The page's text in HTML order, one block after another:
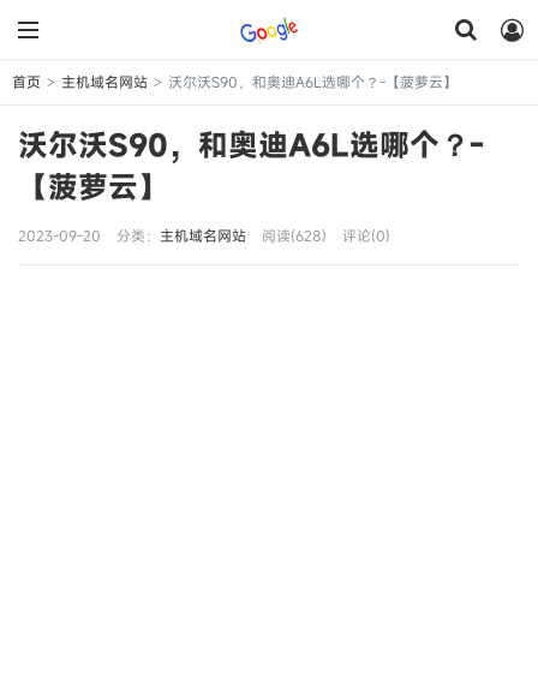
首页 > 主机域名网站 > 沃尔沃S90，和奥迪A6L选哪个？-【菠萝云】
沃尔沃S90，和奥迪A6L选哪个？-
【菠萝云】
2023-09-20 分类： 主机域名网站 阅读(628) 评论(0)